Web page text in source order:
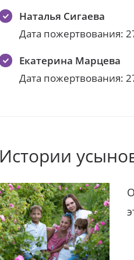
Наталья Сигаева
Дата пожертвования:
Екатерина Марцева
Дата пожертвования:
Истории